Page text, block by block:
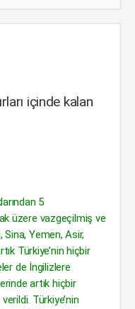
içinde kalan
5
üzere vazgeçilmiş ve
Yemen, Asir,
Türkiye’nin hiçbir
de İngilizlere
artık hiçbir
Türkiye’nin